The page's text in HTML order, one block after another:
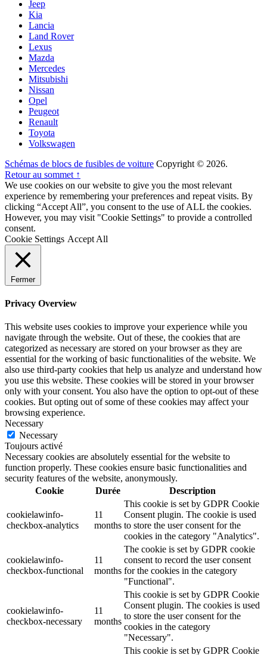
Jeep
Kia
Lancia
Land Rover
Lexus
Mazda
Mercedes
Mitsubishi
Nissan
Opel
Peugeot
Renault
Toyota
Volkswagen
Schémas de blocs de fusibles de voiture Copyright © 2026.
Retour au sommet ↑
We use cookies on our website to give you the most relevant
experience by remembering your preferences and repeat visits. By
clicking “Accept All”, you consent to the use of ALL the cookies.
However, you may visit "Cookie Settings" to provide a controlled
consent.
Cookie Settings Accept All
Fermer
Privacy Overview
This website uses cookies to improve your experience while you
navigate through the website. Out of these, the cookies that are
categorized as necessary are stored on your browser as they are
essential for the working of basic functionalities of the website. We
also use third-party cookies that help us analyze and understand how
you use this website. These cookies will be stored in your browser
only with your consent. You also have the option to opt-out of these
cookies. But opting out of some of these cookies may affect your
browsing experience.
Necessary
Necessary
Toujours activé
Necessary cookies are absolutely essential for the website to
function properly. These cookies ensure basic functionalities and
security features of the website, anonymously.
Cookie
Durée Description
cookielawinfo-
checkbox-analytics
11
months
This cookie is set by GDPR Cookie
Consent plugin. The cookie is used
to store the user consent for the
cookies in the category "Analytics".
cookielawinfo-
checkbox-functional
11
months
The cookie is set by GDPR cookie
consent to record the user consent
for the cookies in the category
"Functional".
cookielawinfo-
checkbox-necessary
11
months
This cookie is set by GDPR Cookie
Consent plugin. The cookies is used
to store the user consent for the
cookies in the category
"Necessary".
This cookie is set by GDPR Cookie